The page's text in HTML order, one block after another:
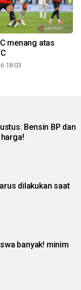
menang atas
18:03
Bensin BP dan
dilakukan saat
banyak! minim